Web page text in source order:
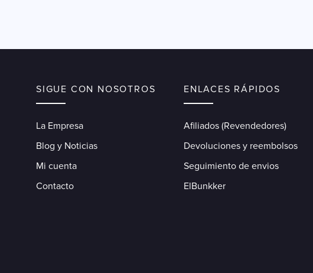
SIGUE CON NOSOTROS
La Empresa
Blog y Noticias
Mi cuenta
Contacto
ENLACES RÁPIDOS
Afiliados (Revendedores)
Devoluciones y reembolsos
Seguimiento de envios
ElBunkker